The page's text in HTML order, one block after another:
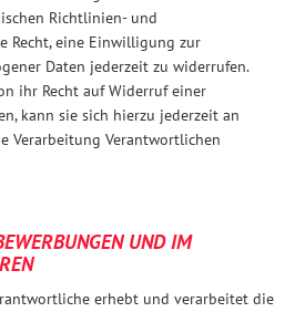
Richtlinien- und
Recht, eine Einwilligung zur
Daten jederzeit zu widerrufen.
ihr Recht auf Widerruf einer
kann sie sich hierzu jederzeit an
Verarbeitung Verantwortlichen
UND IM
erhebt und verarbeitet die